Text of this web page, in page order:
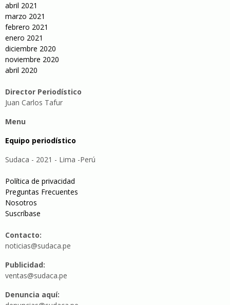
abril 2021
marzo 2021
febrero 2021
enero 2021
diciembre 2020
noviembre 2020
abril 2020
Director Periodístico
Juan Carlos Tafur
Menu
Equipo periodístico
Sudaca - 2021 - Lima -Perú
Política de privacidad
Preguntas Frecuentes
Nosotros
Suscríbase
Contacto:
noticias@sudaca.pe
Publicidad:
ventas@sudaca.pe
Denuncia aquí: